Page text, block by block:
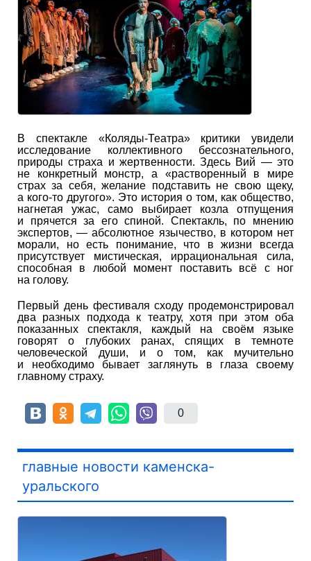
В спектакле «Коляды-Театра» критики увидели
исследование коллективного бессознательного,
природы страха и жертвенности. Здесь Вий — это
не конкретный монстр, а «растворенный в мире
страх за себя, желание подставить не свою щеку,
а кого-то другого». Это история о том, как общество,
нагнетая ужас, само выбирает козла отпущения
и прячется за его спиной. Спектакль, по мнению
экспертов, — абсолютное язычество, в котором нет
морали, но есть понимание, что в жизни всегда
присутствует мистическая, иррациональная сила,
способная в любой момент поставить всё с ног
на голову.
Первый день фестиваля сходу продемонстрировал
два разных подхода к театру, хотя при этом оба
показанных спектакля, каждый на своём языке
говорят о глубоких ранах, спящих в темноте
человеческой души, и о том, как мучительно
и необходимо бывает заглянуть в глаза своему
главному страху.
0
главные новости каменска-
уральского